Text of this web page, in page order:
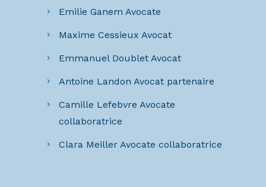
Emilie Ganem Avocate
Maxime Cessieux Avocat
Emmanuel Doublet Avocat
Antoine Landon Avocat partenaire
Camille Lefebvre Avocate
collaboratrice
Clara Meiller Avocate collaboratrice